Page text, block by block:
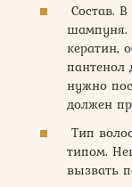
Состав.
шампуня.
кератин,
пантенол
нужно
должен
Тип
типом.
вызвать